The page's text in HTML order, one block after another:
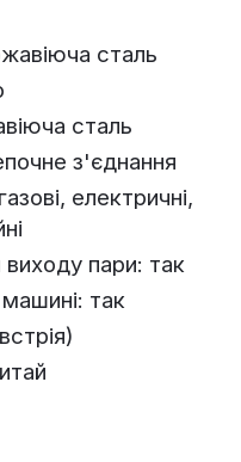
сталь
сталь
з'єднання
електричні,
пари: так
так